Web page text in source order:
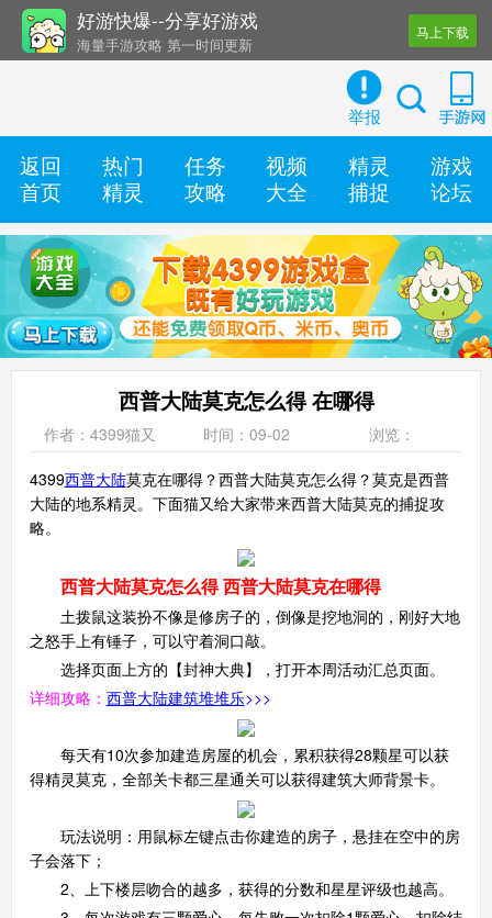
好游快爆--分享好游戏
海量手游攻略 第一时间更新
还有几十款实用辅助工具
马上下载
举报
返回
首页
热门
精灵
任务
攻略
视频
大全
精灵
捕捉
游戏
论坛
西普大陆莫克怎么得 在哪得
作者：4399猫又 时间：09-02 浏览：
4399西普大陆莫克在哪得？西普大陆莫克怎么得？莫克是西普
大陆的地系精灵。下面猫又给大家带来西普大陆莫克的捕捉攻
略。
西普大陆莫克怎么得 西普大陆莫克在哪得
土拨鼠这装扮不像是修房子的，倒像是挖地洞的，刚好大地
之怒手上有锤子，可以守着洞口敲。
选择页面上方的【封神大典】，打开本周活动汇总页面。
详细攻略： 西普大陆建筑堆堆乐>>>
每天有10次参加建造房屋的机会，累积获得28颗星可以获
得精灵莫克，全部关卡都三星通关可以获得建筑大师背景卡。
玩法说明：用鼠标左键点击你建造的房子，悬挂在空中的房
子会落下；
2、上下楼层吻合的越多，获得的分数和星星评级也越高。